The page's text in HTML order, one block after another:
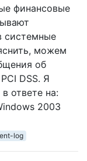
финансовые
системные
можем
об
DSS. Я
ответе на:
2003
log